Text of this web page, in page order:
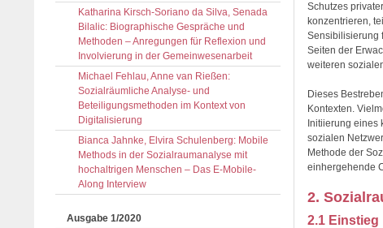
Schutzes
konzentrieren,
Sensibilisierung
Seiten der
weiteren
Dieses
Kontexten.
Initiierung eines
sozialen
Methode der
einhergehende
2.
2.1 Einstieg
Katharina Kirsch-Soriano da Silva, Senada
Bilalic: Biographische Gespräche und
Methoden – Anregungen für Reflexion und
Involvierung in der Gemeinwesenarbeit
Michael Fehlau, Anne van Rießen:
Sozialräumliche Analyse- und
Beteiligungsmethoden im Kontext von
Digitalisierung
Bianca Jahnke, Elvira Schulenberg: Mobile
Methods in der Sozialraumanalyse mit
hochaltrigen Menschen – Das E-Mobile-
Along Interview
Ausgabe 1/2020